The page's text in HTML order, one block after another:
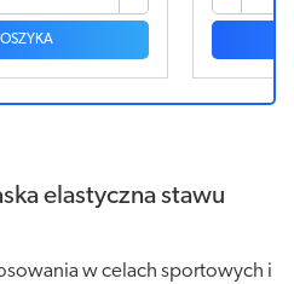
elastyczna stawu
w celach sportowych i